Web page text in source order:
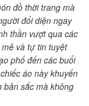
đồ thời trang mà
đối diện ngay
thần vượt qua các
và tự tin tuyệt
phố đến các buổi
áo này khuyến
bản sắc mà không